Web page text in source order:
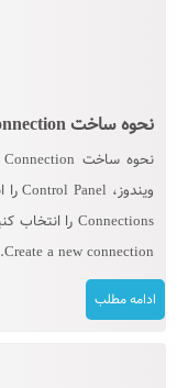
نحوه ساخت BroadBand Connection در ویندوز XP
Create a new connection...
ادامه مطلب